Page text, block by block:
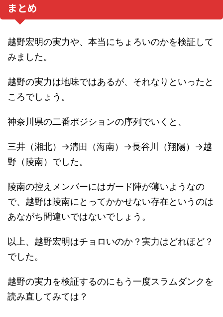
まとめ
越野宏明の実力や、本当にちょろいのかを検証して
みました。
越野の実力は地味ではあるが、それなりといったと
ころでしょう。
神奈川県の二番ポジションの序列でいくと、
三井（湘北）→清田（海南）→長谷川（翔陽）→越
野（陵南）でした。
陵南の控えメンバーにはガード陣が薄いようなの
で、越野は陵南にとってかかせない存在というのは
あながち間違いではないでしょう。
以上、越野宏明はチョロいのか？実力はどれほど？
でした。
越野の実力を検証するのにもう一度スラムダンクを
読み直してみては？